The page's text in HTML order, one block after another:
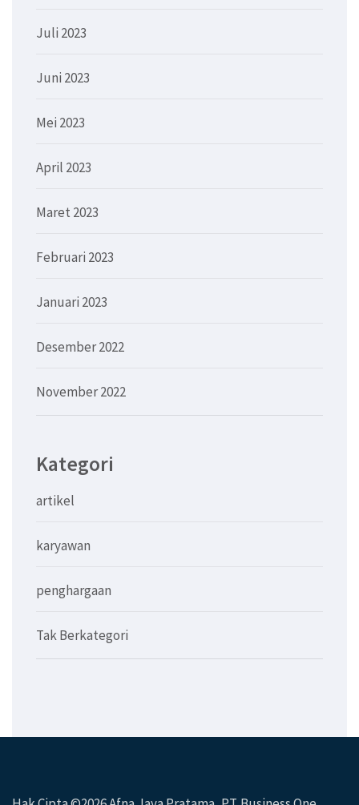
Juli 2023
Juni 2023
Mei 2023
April 2023
Maret 2023
Februari 2023
Januari 2023
Desember 2022
November 2022
Kategori
artikel
karyawan
penghargaan
Tak Berkategori